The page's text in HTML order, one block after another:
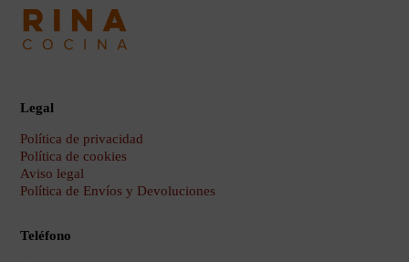
Legal
Política de privacidad
Política de cookies
Aviso legal
Política de Envíos y Devoluciones
Teléfono